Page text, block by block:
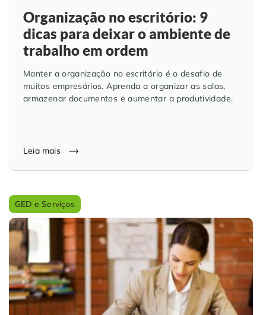
Organização no escritório: 9
dicas para deixar o ambiente de
trabalho em ordem
Manter a organização no escritório é o desafio de
muitos empresários. Aprenda a organizar as salas,
armazenar documentos e aumentar a produtividade.
Leia mais
GED e Serviços